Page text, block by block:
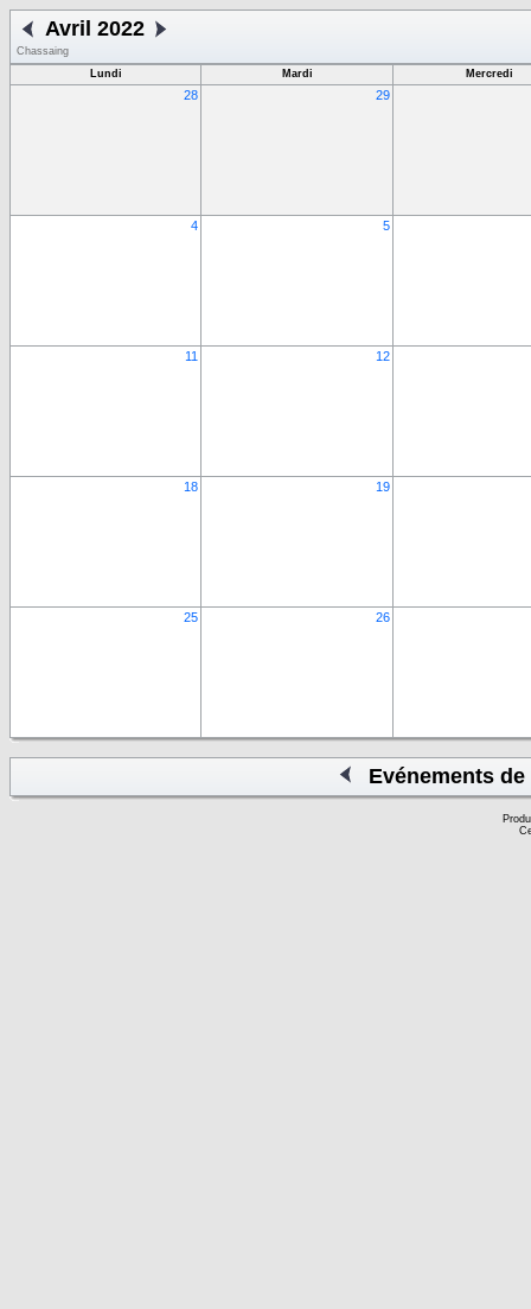
Avril 2022
Chassaing
Lundi
Mardi Mercredi
28 29
4 5
11 12
18 19
25 26
Evénements